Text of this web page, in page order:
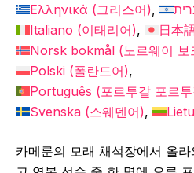
Ελληνικά (그리스어)
Italiano (이태리어) 日本
Norsk bokmål ( 노르웨이 보
Polski (폴란드어)
Português (포르투갈 포르
Svenska (스웨덴어)
카메룬의 모래 채석장에서 올